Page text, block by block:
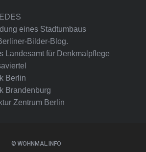
eines Stadtumbaus
Bilder-Blog.
Landesamt für Denkmalpflege
Berlin
Brandenburg
Zentrum Berlin
© WOHNMAL.INFO